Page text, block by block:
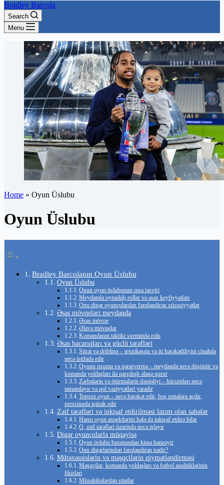
Bradley Barcola
Search
Menu
Home » Oyun Üslubu
Oyun Üslubu
Bradley Barcolanın Oyun Üslubu
Oyun Üslubu
Onun oyun üslubunun qısa təsviri
Meydanda oynadığı rollar və əsas keyfiyyətləri
Onu digər oyunçulardan fərqləndirən xüsusiyyətlər
Əsas mövqeləri meydanda
Əsas mövqe
Əlavə mövqelər
Komandanın taktiki sxemində rolu
Əsas bacarıqları və güclü tərəfləri
Sürət və driblinq – texnikasını və iti hərəkətliliyini cinahda
necə istifadə edir
Oyunu oxuma və qərarvermə – meydanda necə düşünür və
komanda yoldaşları ilə qarşılıqlı əlaqə qurur
Zərbələrin və ötürmələrin dəqiqliyi – hücumları necə
tamamlayır və qol vəziyyətləri yaradır
Topsuz oyun – necə hərəkət edir, boş zonalara açılır,
pressinqdə iştirak edir
Zəif tərəfləri və inkişaf etdirilməsi lazım olan sahələr
Hansı oyun aspektlərini hələ də inkişaf etdirə bilər
O, zəif tərəfləri üzərində necə işləyir
Digər oyunçularla müqayisə
Oyun üslubu baxımından kimə bənzəyir
Onu digərlərindən fərqləndirən nədir?
Mütəxəssislərin və məşqçilərin qiymətləndirməsi
Məşqçilər, komanda yoldaşları və futbol analitiklərinin
fikirləri
Müsahibələrdən sitatlar